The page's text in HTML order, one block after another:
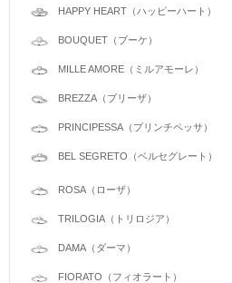
HAPPY HEART（ハッピーハート）
BOUQUET（ブーケ）
MILLE AMORE（ミルアモーレ）
BREZZA（ブリーザ）
PRINCIPESSA（プリンチペッサ）
BEL SEGRETO（ベルセグレート）
ROSA（ローザ）
TRILOGIA（トリロジア）
DAMA（ダーマ）
FIORATO（フィオラート）